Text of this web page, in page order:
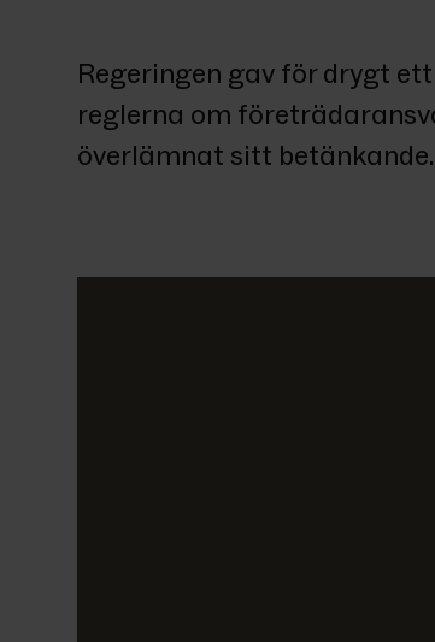
Regeringen gav för drygt
reglerna om
överlämnat sitt betänkande.